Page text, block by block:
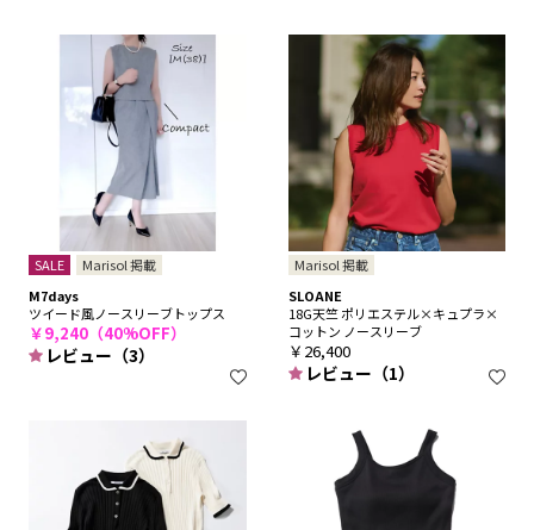
SALE
Marisol 掲載
M7days
ツイード風ノースリーブトップス
￥9,240（40%OFF）
レビュー（3）
Marisol 掲載
SLOANE
18G天竺 ポリエステル×キュプラ×
コットン ノースリーブ
￥26,400
レビュー（1）